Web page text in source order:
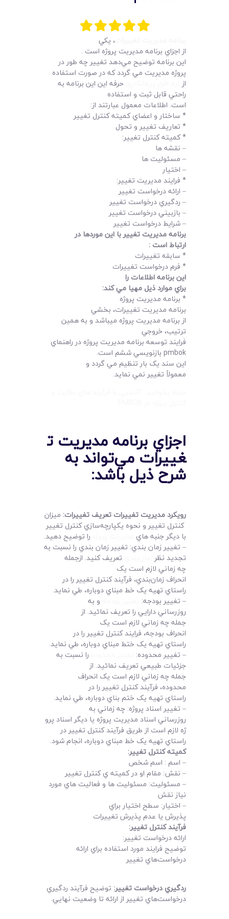
، يکي
از اجزاي برنامه مديريت پروژه است .
اين برنامه توضيح مي‌دهد تغيير چه طور در
پروژه مديريت مي گردد که در صورت استفاده
از
حرفه اين اين برنامه به
راحتي قابل ثبت و استفاده
است. اطلاعات معمول عبارتند از:
* ساختار و اعضاي کميته کنترل تغيير
* تعاريف تغيير و تحول
* کميته کنترل تغيير:
– نقشه ها
– مسئوليت ها
– اختيار
* فرايند مديريت تغيير:
– ارائه درخواست تغيير
– ردگيري درخواست تغيير
– بازبيني درخواست تغيير
– شرايط درخواست تغيير
برنامه مديريت تغيير با اين موردها در
ارتباط است :
* سابقه تغييرات
* فرم درخواست تغييرات
اين برنامه اطلاعات را
براي موارد ذيل مهيا مي کند:
* برنامه مديريت پروژه
برنامه مديريت تغييرات، بخشي
از برنامه مديريت پروژه ميباشد و به همين
ترتيب، خروجي
فرايند توسعه برنامه مديريت پروژه در راهنماي
pmbok بازنويسي ششم است.
اين سند يک بار تنظيم مي گردد و
معمولاً تغيير نمي نمايد.
اجزاي برنامه مديريت ت
غييرات مي‌تواند به
شرح ذيل باشد:
رويکرد مديريت تغييرات تعريف تغييرات: ميزان
کنترل تغيير و نحوه يکپارچه‌سازي کنترل تغيير
با ديگر جنبه هاي
را توضيح دهيد.
– تغيير زمان بندي: تغيير زمان بندي را نسبت به
تجديد نظر
تعريف کنيد. ازجمله
چه زماني لازم است يک
انحراف زمان‌بندي، فرآيند کنترل تغيير را در
راستاي تهيه يک خط مبناي دوباره، طي نمايد.
– تغيير بودجه:
و به
روزرساني دارايي را تعريف نمائيد. از
جمله چه زماني لازم است يک
انحراف بودجه، فرايند کنترل تغيير را در
راستاي تهيه يک ختط مبناي دوباره، طي نمايد.
– تغيير محدوده:
را نسبت به
جزئيات طبيعي تعريف نمائيد. از
جمله چه زماني لازم است يک انحراف
محدوده، فرآيند کنترل تغيير را در
راستاي تهيه يک ختم بناي دوباره، طي نمايد.
– تغيير اسناد پروژه: چه زماني به
روزرساني اسناد مديريت پروژه يا ديگر اسناد پرو
ژه لازم است از طريق فرآيند کنترل تغيير در
راستاي تهيه يک خط مبناي دوباره، انجام شود.
کميته کنترل تغيير:
– اسم : اسم شخص
– نقش: مقام او در کميته ي کنترل تغيير
– مسئوليت: مسئوليت ها و فعاليت هاي مورد
نياز نقش
– اختيار: سطح اختيار براي
پذيرش يا عدم پذيرش تغييرات
فرآيند کنترل تغيير:
ارائه درخواست تغيير:
توضيح فرايند مورد استفاده براي ارائه
درخواست‌هاي تغيير
ردگيري درخواست تغيير: توضيح فرآيند ردگيري
درخواست‌هاي تغيير از ارائه تا وضعيت نهايي.